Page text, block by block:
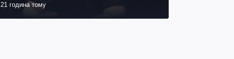
21 година тому